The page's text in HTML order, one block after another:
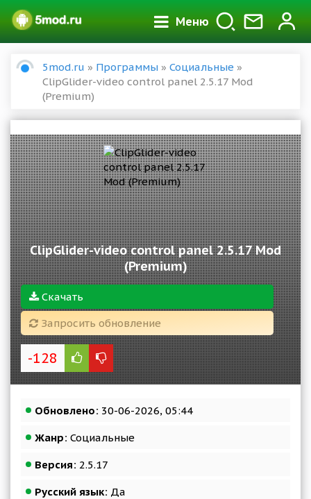
Меню
5mod.ru » Программы » Социальные »
ClipGlider-video control panel 2.5.17 Mod
(Premium)
ClipGlider-video control panel 2.5.17 Mod
(Premium)
Скачать
Запросить обновление
-128
Обновлено: 30-06-2026, 05:44
Жанр: Социальные
Версия: 2.5.17
Русский язык: Да